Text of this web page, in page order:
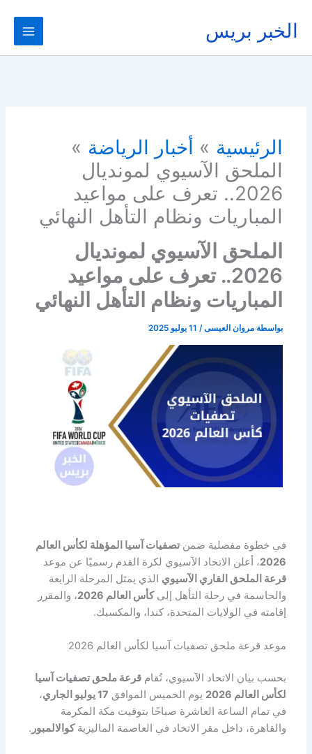
المحتوى
الخبر بريس
الرئيسية
أخبار الرياضة
الملحق الآسيوي لمونديال
2026.. تعرف على مواعيد
المباريات ونظام التأهل النهائي
الملحق الآسيوي لمونديال
2026.. تعرف على مواعيد
المباريات ونظام التأهل النهائي
بواسطة مروان العيسى/ 11 يوليو 2025
في خطوة مفصلية ضمنتصفيات آسيا المؤهلة لكأس العالم
2026، أعلن الاتحاد الآسيوي لكرة القدم رسميًا عن موعد
قرعة الملحق القاري الآسيوي الذي يمثل المرحلة الرابعة
والحاسمة في رحلة التأهل إلىكأس العالم 2026
، والمقرر
إقامته في الولايات المتحدة، كندا، والمكسيك.
موعد قرعة ملحق تصفيات آسيا لكأس العالم 2026
بحسب بيان الاتحاد الآسيوي، تُقامقرعة ملحق تصفيات آسيا
لكأس العالم 2026
يوم الخميس الموافق 17 يوليو الجاري
،
في تمام الساعة العاشرة صباحًا بتوقيت مكة المكرمة
والقاهرة، داخل مقر الاتحاد في العاصمة الماليزيةكوالالمبور .